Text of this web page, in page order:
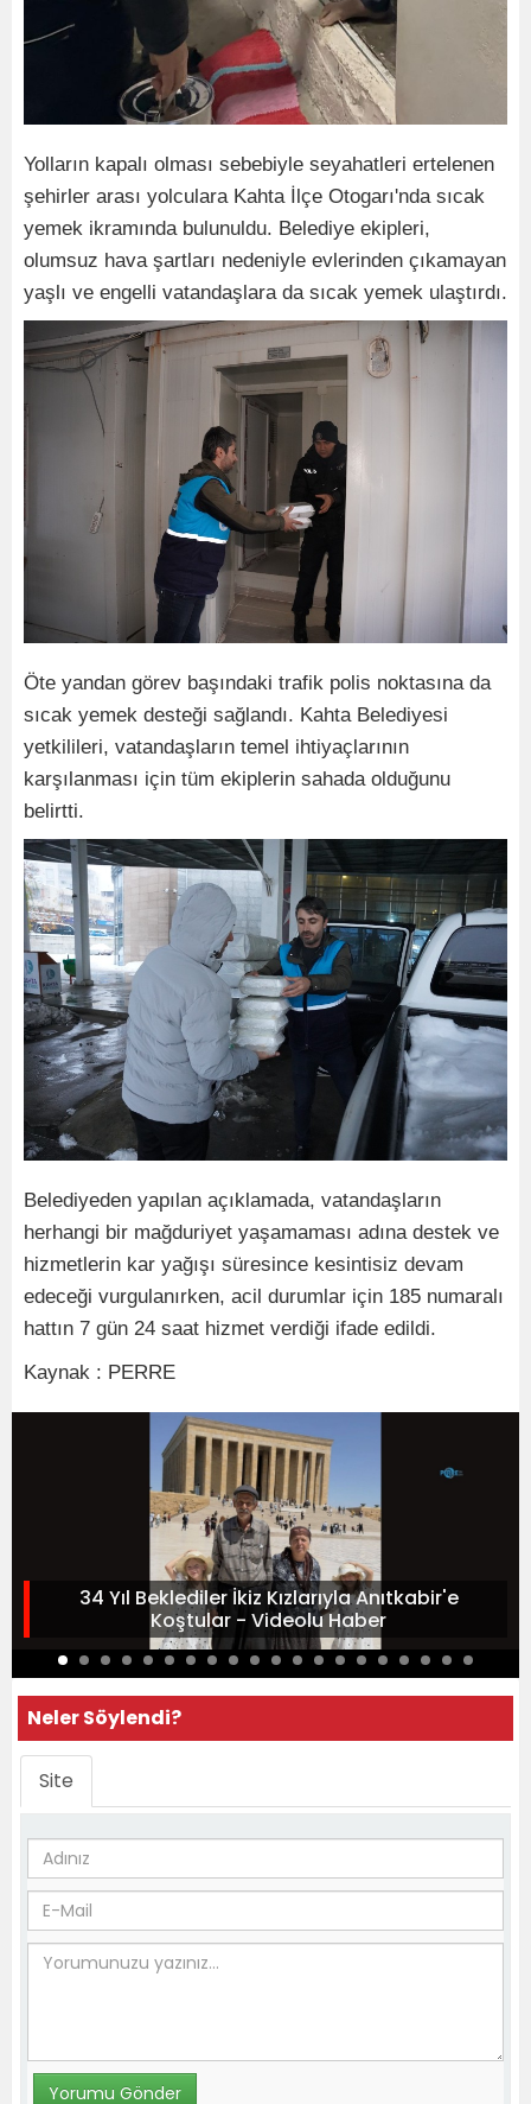
Yolların kapalı olması sebebiyle seyahatleri ertelenen
şehirler arası yolculara Kahta İlçe Otogarı'nda sıcak
yemek ikramında bulunuldu. Belediye ekipleri,
olumsuz hava şartları nedeniyle evlerinden çıkamayan
yaşlı ve engelli vatandaşlara da sıcak yemek ulaştırdı.
Öte yandan görev başındaki trafik polis noktasına da
sıcak yemek desteği sağlandı. Kahta Belediyesi
yetkilileri, vatandaşların temel ihtiyaçlarının
karşılanması için tüm ekiplerin sahada olduğunu
belirtti.
Belediyeden yapılan açıklamada, vatandaşların
herhangi bir mağduriyet yaşamaması adına destek ve
hizmetlerin kar yağışı süresince kesintisiz devam
edeceği vurgulanırken, acil durumlar için 185 numaralı
hattın 7 gün 24 saat hizmet verdiği ifade edildi.
Kaynak : PERRE
34 Yıl Beklediler İkiz Kızlarıyla Anıtkabir'e
Koştular - Videolu Haber
Neler Söylendi?
Site